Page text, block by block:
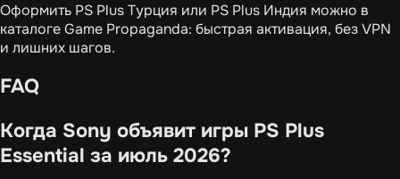
Оформить PS Plus Турция или PS Plus Индия можно в
каталоге Game Propaganda: быстрая активация, без VPN
и лишних шагов.
FAQ
Когда Sony объявит игры PS Plus
Essential за июль 2026?